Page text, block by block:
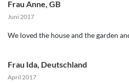
Frau Anne GB
Juni 2017
We loved the house and the garden
Frau Ida Deutschland
April 2017